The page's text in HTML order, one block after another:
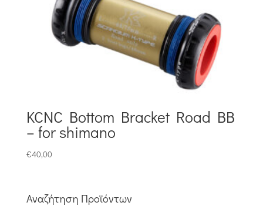
KCNC Bottom Bracket Road BB
– for shimano
€40,00
Αναζήτηση Προϊόντων